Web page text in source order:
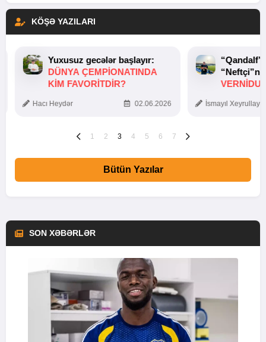
KÖŞƏ YAZILARI
Yuxusuz gecələr başlayır:
DÜNYA ÇEMPIONATINDA
KIM FAVORITDIR?
Hacı Heydər 02.06.2026 İsmayıl
1 2 3 4 5 6 7
Bütün Yazılar
SON XƏBƏRLƏR